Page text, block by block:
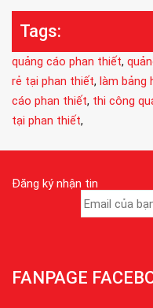
Tags:
quảng cáo phan thiết,
rẻ tại phan thiết, làm bảng
cáo phan thiết, thi công
tại phan thiết,
Đăng ký nhận tin
FANPAGE